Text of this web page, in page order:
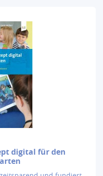
digital für den